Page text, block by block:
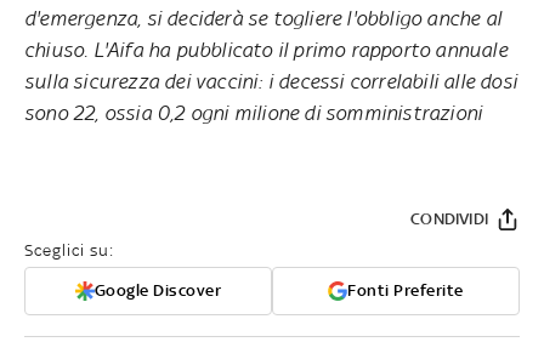
d'emergenza, si deciderà se togliere l'obbligo anche al
chiuso. L'Aifa ha pubblicato il primo rapporto annuale
sulla sicurezza dei vaccini: i decessi correlabili alle dosi
sono 22, ossia 0,2 ogni milione di somministrazioni
Sceglici su:
Google Discover Fonti Preferite
CONDIVIDI